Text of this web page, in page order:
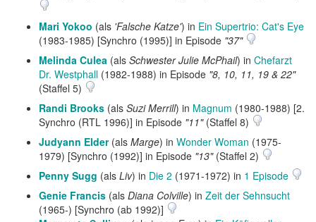
Mari Yokoo (als 'Falsche Katze') in Ein Supertrio: Cat's Eye
(1983-1985) [Synchro (1995)] in Episode "37"
Melinda Culea (als Schwester Julie McPhail) in Chefarzt
Dr. Westphall (1982-1988) in Episode "8, 10, 11, 19 & 22"
(Staffel 5)
Randi Brooks (als Suzi Merrill) in Magnum (1980-1988) [2.
Synchro (RTL 1996)] in Episode "11"(Staffel 8)
Judyann Elder(als Marge) in Wonder Woman (1975-
1979) [Synchro (1992)] in Episode "13"(Staffel 2)
Penny Sugg (als Liv) in Die 2 (1971-1972) in 1 Episode
Genie Francis (als Diana Colville) in Zeit der Sehnsucht
(1965-) [Synchro (ab 1992)]